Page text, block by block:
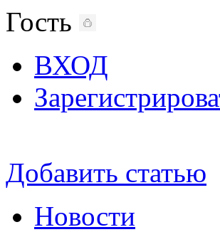
Гость
ВХОД
Добавить статью
Новости